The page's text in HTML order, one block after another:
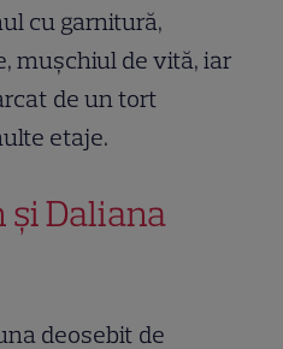
cu garnitură,
mușchiul de vită, iar
de un tort
etaje.
și Daliana
deosebit de